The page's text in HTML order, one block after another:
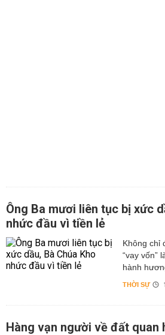
Ông Ba mươi liên tục bị xức
nhức đầu vì tiền lẻ
Không chỉ
“vay vốn”
hành
THỜI SỰ
Hàng vạn người về đất quan